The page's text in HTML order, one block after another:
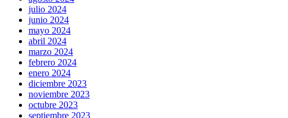
julio 2024
junio 2024
mayo 2024
abril 2024
marzo 2024
febrero 2024
enero 2024
diciembre 2023
noviembre 2023
octubre 2023
septiembre 2023